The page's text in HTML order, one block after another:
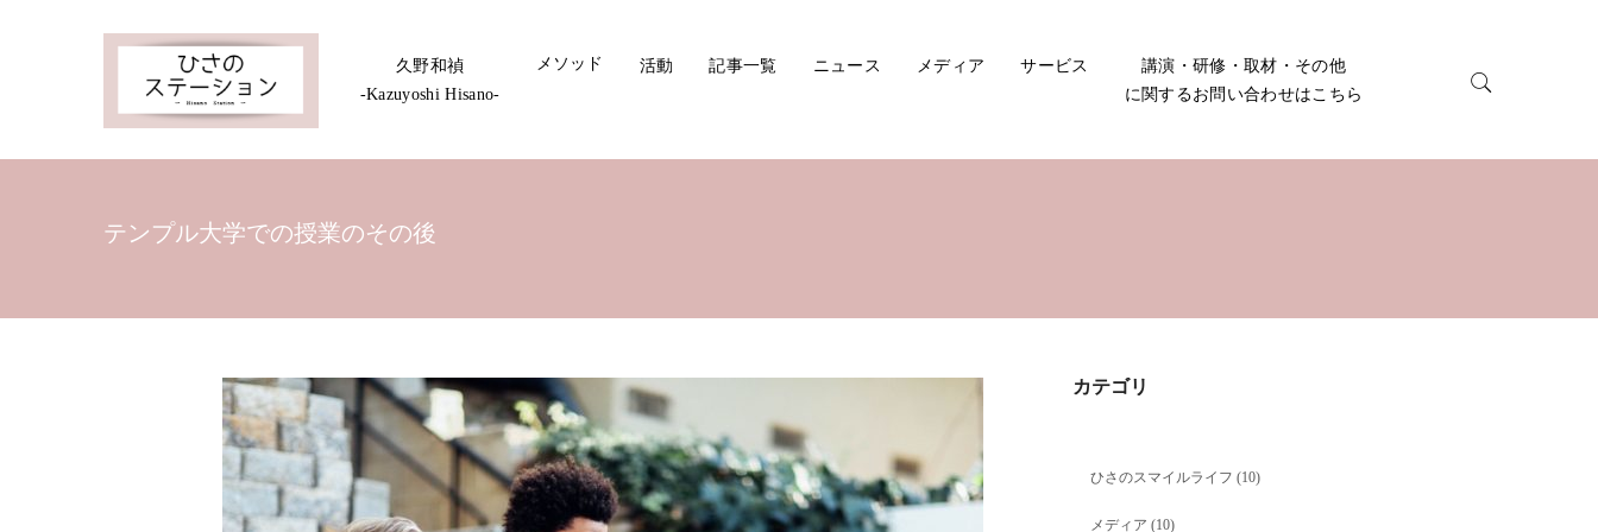
久野和禎
-Kazuyoshi Hisano-
メソッド 活動 記事一覧 ニュース メディア サービス
講演・研修・取材・その他
に関するお問い合わせはこちら
テンプル大学での授業のその後
カテゴリ
ひさのスマイルライフ (10)
メディア (10)